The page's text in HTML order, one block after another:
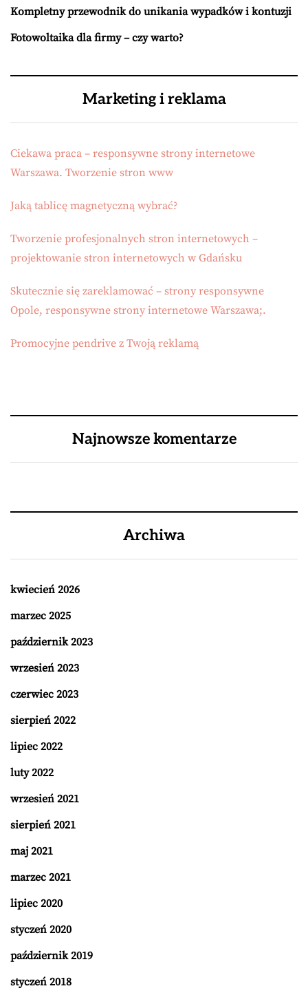
Kompletny przewodnik do unikania wypadków i kontuzji
Fotowoltaika dla firmy – czy warto?
Marketing i reklama
Ciekawa praca – responsywne strony internetowe
Warszawa. Tworzenie stron www
Jaką tablicę magnetyczną wybrać?
Tworzenie profesjonalnych stron internetowych –
projektowanie stron internetowych w Gdańsku
Skutecznie się zareklamować – strony responsywne
Opole, responsywne strony internetowe Warszawa;.
Promocyjne pendrive z Twoją reklamą
Najnowsze komentarze
Archiwa
kwiecień 2026
marzec 2025
październik 2023
wrzesień 2023
czerwiec 2023
sierpień 2022
lipiec 2022
luty 2022
wrzesień 2021
sierpień 2021
maj 2021
marzec 2021
lipiec 2020
styczeń 2020
październik 2019
styczeń 2018